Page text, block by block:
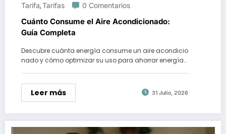
Tarifa,Tarifas 0 Comentarios
Cuánto Consume el Aire Acondicionado:
Guía Completa
Descubre cuánta energía consume un aire acondicio
nado y cómo optimizar su uso para ahorrar energía…
Leer más 31 Julio, 2026